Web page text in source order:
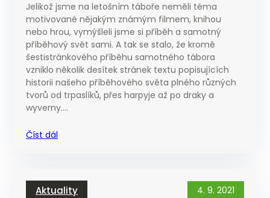
Jelikož jsme na letošním táboře neměli téma
motivované nějakým známým filmem, knihou
nebo hrou, vymýšleli jsme si příběh a samotný
příběhový svět sami. A tak se stalo, že kromě
šestistránkového příběhu samotného tábora
vzniklo několik desítek stránek textu popisujících
historii našeho příběhového světa plného různých
tvorů od trpaslíků, přes harpyje až po draky a
wyverny.…
Číst dál
Aktuality 4. 9. 2021